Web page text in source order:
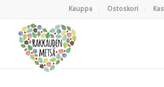
Kauppa Ostoskori